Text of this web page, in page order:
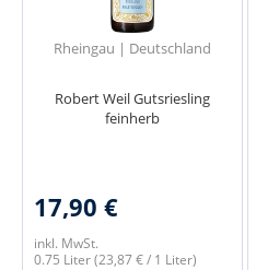
Rheingau | Deutschland
Robert Weil Gutsriesling
feinherb
17,90 €
inkl. MwSt.
0.75 Liter(23,87 € / 1 Liter)